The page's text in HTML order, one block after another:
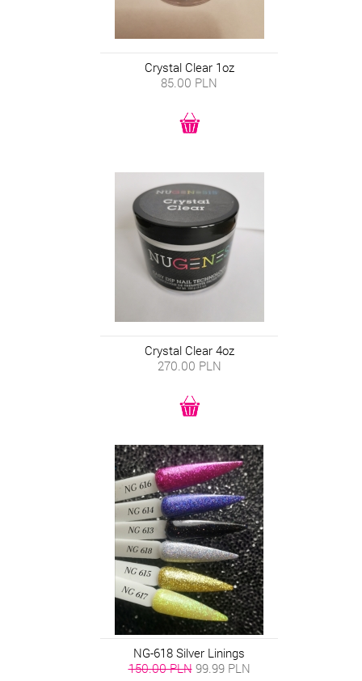
Crystal Clear 1oz
85.00 PLN
Crystal Clear 4oz
270.00 PLN
NG-618 Silver Linings
150.00 PLN 99.99 PLN